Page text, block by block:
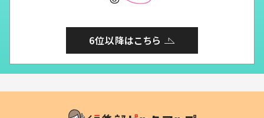
6位以降はこちら